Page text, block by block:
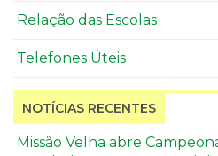
Relação das Escolas
Telefones Úteis
NOTÍCIAS RECENTES
Missão Velha abre